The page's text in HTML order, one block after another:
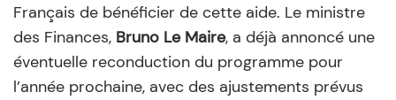
Français de bénéficier de cette aide. Le ministre
des Finances, Bruno Le Maire, a déjà annoncé une
éventuelle reconduction du programme pour
l’année prochaine, avec des ajustements prévus